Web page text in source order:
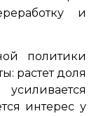
и
политики
растет доля
интерес у